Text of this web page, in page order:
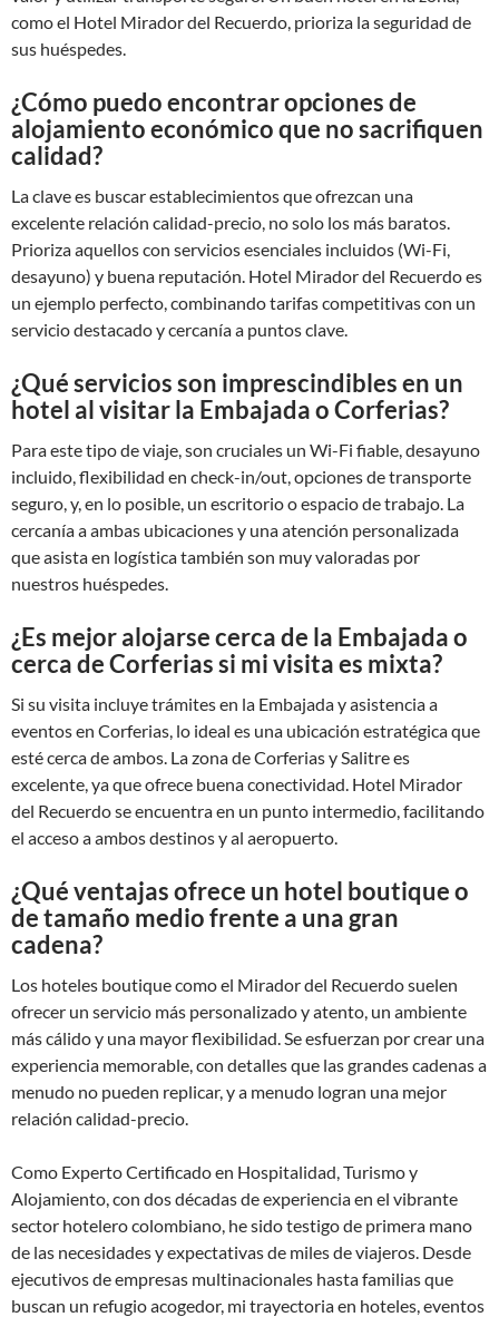
como el Hotel Mirador del Recuerdo, prioriza la seguridad de
sus huéspedes.
¿Cómo puedo encontrar opciones de
alojamiento económico que no sacrifiquen
calidad?
La clave es buscar establecimientos que ofrezcan una
excelente relación calidad-precio, no solo los más baratos.
Prioriza aquellos con servicios esenciales incluidos (Wi-Fi,
desayuno) y buena reputación. Hotel Mirador del Recuerdo es
un ejemplo perfecto, combinando tarifas competitivas con un
servicio destacado y cercanía a puntos clave.
¿Qué servicios son imprescindibles en un
hotel al visitar la Embajada o Corferias?
Para este tipo de viaje, son cruciales un Wi-Fi fiable, desayuno
incluido, flexibilidad en check-in/out, opciones de transporte
seguro, y, en lo posible, un escritorio o espacio de trabajo. La
cercanía a ambas ubicaciones y una atención personalizada
que asista en logística también son muy valoradas por
nuestros huéspedes.
¿Es mejor alojarse cerca de la Embajada o
cerca de Corferias si mi visita es mixta?
Si su visita incluye trámites en la Embajada y asistencia a
eventos en Corferias, lo ideal es una ubicación estratégica que
esté cerca de ambos. La zona de Corferias y Salitre es
excelente, ya que ofrece buena conectividad. Hotel Mirador
del Recuerdo se encuentra en un punto intermedio, facilitando
el acceso a ambos destinos y al aeropuerto.
¿Qué ventajas ofrece un hotel boutique o
de tamaño medio frente a una gran
cadena?
Los hoteles boutique como el Mirador del Recuerdo suelen
ofrecer un servicio más personalizado y atento, un ambiente
más cálido y una mayor flexibilidad. Se esfuerzan por crear una
experiencia memorable, con detalles que las grandes cadenas a
menudo no pueden replicar, y a menudo logran una mejor
relación calidad-precio.
Como Experto Certificado en Hospitalidad, Turismo y
Alojamiento, con dos décadas de experiencia en el vibrante
sector hotelero colombiano, he sido testigo de primera mano
de las necesidades y expectativas de miles de viajeros. Desde
ejecutivos de empresas multinacionales hasta familias que
buscan un refugio acogedor, mi trayectoria en hoteles, eventos